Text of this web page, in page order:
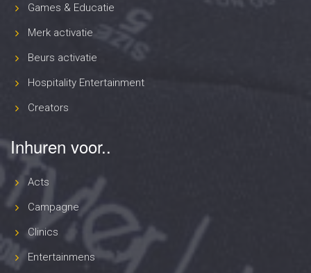
Games & Educatie
Merk activatie
Beurs activatie
Hospitality Entertainment
Creators
Inhuren voor..
Acts
Campagne
Clinics
Entertainmens